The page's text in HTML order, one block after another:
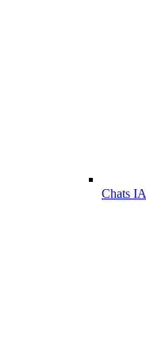
Chats IA